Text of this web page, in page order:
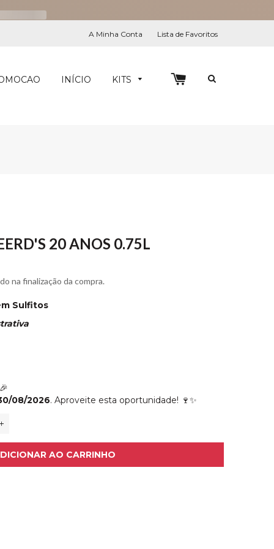
A Minha Conta Lista de Favoritos
INÍCIO KITS
20 ANOS 0.75L
na finalização da compra.
Sulfitos
08/2026. Aproveite esta oportunidade! 🍷✨
AO CARRINHO